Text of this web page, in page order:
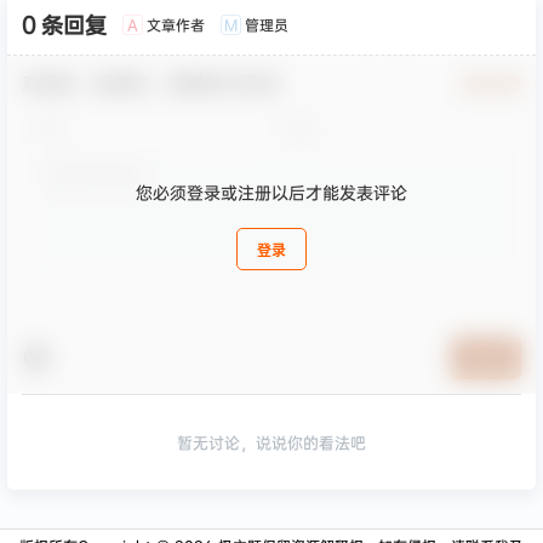
0 条回复 A 文章作者 M 管理员
您必须登录或注册以后才能发表评论
登录
暂无讨论，说说你的看法吧